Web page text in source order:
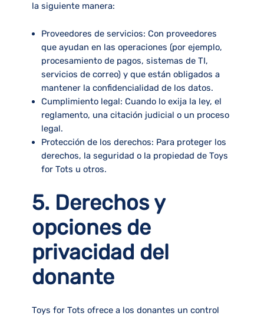
la siguiente manera:
Proveedores de servicios: Con proveedores
que ayudan en las operaciones (por ejemplo,
procesamiento de pagos, sistemas de TI,
servicios de correo) y que están obligados a
mantener la confidencialidad de los datos.
Cumplimiento legal: Cuando lo exija la ley, el
reglamento, una citación judicial o un proceso
legal.
Protección de los derechos: Para proteger los
derechos, la seguridad o la propiedad de Toys
for Tots u otros.
5. Derechos y
opciones de
privacidad del
donante
Toys for Tots ofrece a los donantes un control